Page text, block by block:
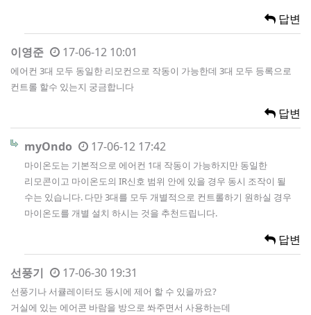
답변
이영준 17-06-12 10:01
에어컨 3대 모두 동일한 리모컨으로 작동이 가능한데 3대 모두 등록으로
컨트롤 할수 있는지 궁금합니다
답변
myOndo 17-06-12 17:42
마이온도는 기본적으로 에어컨 1대 작동이 가능하지만 동일한
리모콘이고 마이온도의 IR신호 범위 안에 있을 경우 동시 조작이 될
수는 있습니다. 다만 3대를 모두 개별적으로 컨트롤하기 원하실 경우
마이온도를 개별 설치 하시는 것을 추천드립니다.
답변
선풍기 17-06-30 19:31
선풍기나 서큘레이터도 동시에 제어 할 수 있을까요?
거실에 있는 에어콘 바람을 방으로 쏴주면서 사용하는데